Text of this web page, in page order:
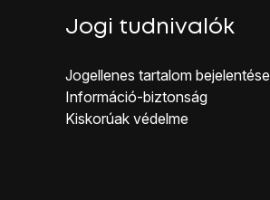
Jogi tudnivalók
Jogellenes ta rtalom bejelentése
Inf ormáció-biztonság
Kiskorúak véd elme